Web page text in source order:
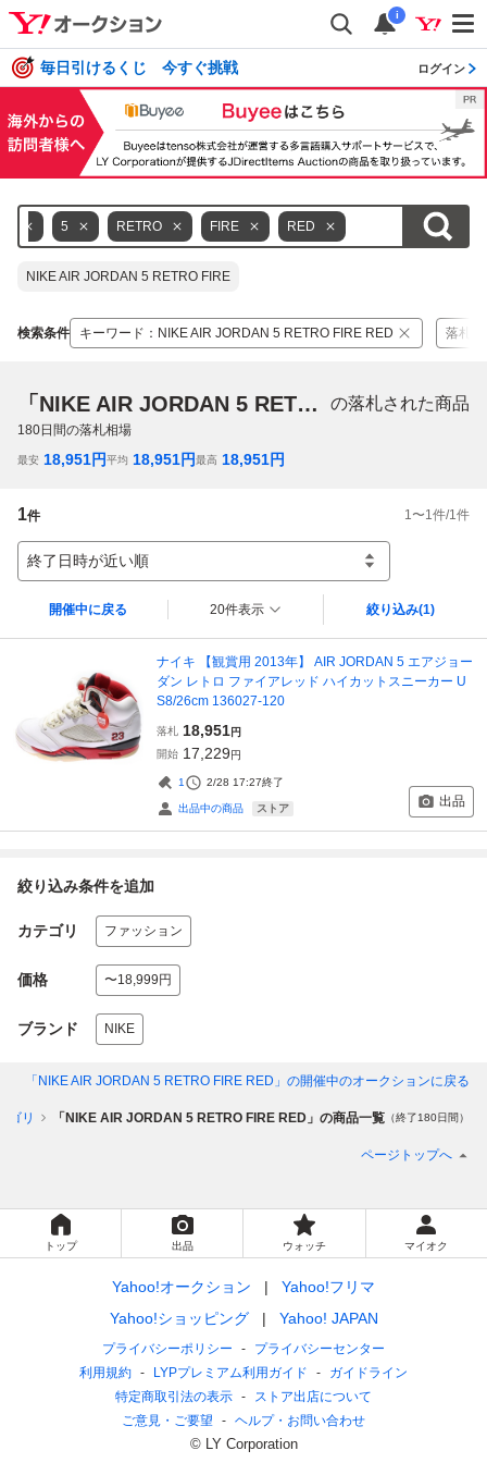
i
毎日引けるくじ 今すぐ挑戦 ログイン
5 RETRO FIRE RED
NIKE AIR JORDAN 5 RETRO FIRE
検索条件 キーワード ： NIKE AIR JORDAN 5 RETRO FIRE RED 落札
「NIKE AIR JORDAN 5 RETRO FIRE RED」 の落札された商品
180日間の落札相場
最安 18,951円平均 18,951円最高 18,951円
1件 1 〜1 件/1 件
終了日時が近い順
開催中に戻る 20件表示 絞り込み(1)
ナイキ 【観賞用 2013年】 AIR JORDAN 5 エアジョー
ダン レトロ ファイアレッド ハイカットスニーカー U
S8/26cm 136027-120
落札 18,951円
開始 17,229円
1 2/28 17:27終了
出品中の商品 ストア 出品
絞り込み条件を追加
カテゴリ ファッション
価格 〜18,999円
ブランド NIKE
「NIKE AIR JORDAN 5 RETRO FIRE RED」 の開催中のオークションに戻る
ゴリ 「NIKE AIR JORDAN 5 RETRO FIRE RED」の商品一覧 （終了180日間）
ページトップへ
トップ 出品 ウォッチ マイオク
Yahoo!オークション
Yahoo!フリマ
Yahoo!ショッピング
Yahoo! JAPAN
プライバシーポリシー
プライバシーセンター
利用規約
LYPプレミアム利用ガイド
ガイドライン
特定商取引法の表示
ストア出店について
ご意見・ご要望
ヘルプ・お問い合わせ
© LY Corporation